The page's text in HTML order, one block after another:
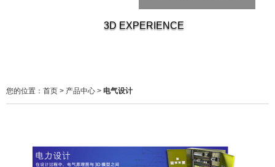
3D EXPERIENCE
您的位置： 首页 > 产品中心 > 电气设计